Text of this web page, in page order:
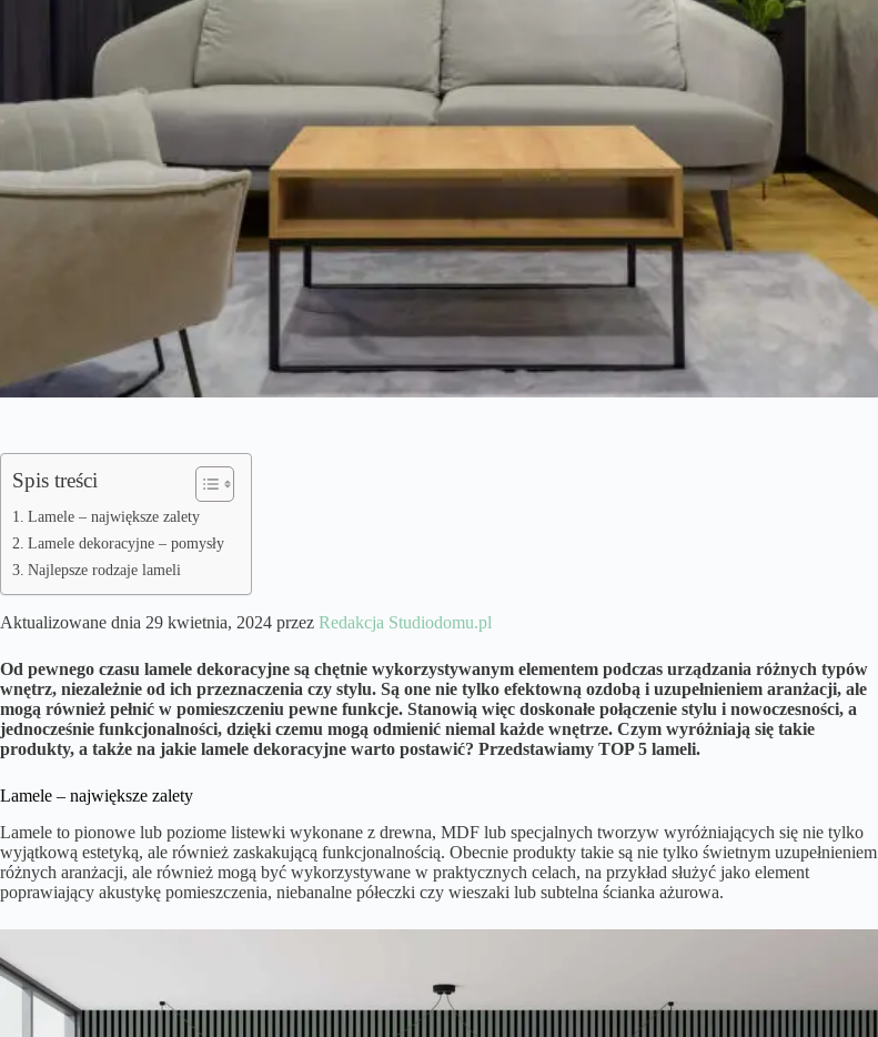
Spis treści
Lamele – największe zalety
Lamele dekoracyjne – pomysły
Najlepsze rodzaje lameli
Aktualizowane dnia 29 kwietnia, 2024 przez Redakcja Studiodomu.pl
Od pewnego czasu lamele dekoracyjne są chętnie wykorzystywanym elementem podczas urządzania różnych typów
wnętrz, niezależnie od ich przeznaczenia czy stylu. Są one nie tylko efektowną ozdobą i uzupełnieniem aranżacji, ale
mogą również pełnić w pomieszczeniu pewne funkcje. Stanowią więc doskonałe połączenie stylu i nowoczesności, a
jednocześnie funkcjonalności, dzięki czemu mogą odmienić niemal każde wnętrze. Czym wyróżniają się takie
produkty, a także na jakie lamele dekoracyjne warto postawić? Przedstawiamy TOP 5 lameli.
Lamele – największe zalety
Lamele to pionowe lub poziome listewki wykonane z drewna, MDF lub specjalnych tworzyw wyróżniających się nie tylko
wyjątkową estetyką, ale również zaskakującą funkcjonalnością. Obecnie produkty takie są nie tylko świetnym uzupełnieniem
różnych aranżacji, ale również mogą być wykorzystywane w praktycznych celach, na przykład służyć jako element
poprawiający akustykę pomieszczenia, niebanalne półeczki czy wieszaki lub subtelna ścianka ażurowa.